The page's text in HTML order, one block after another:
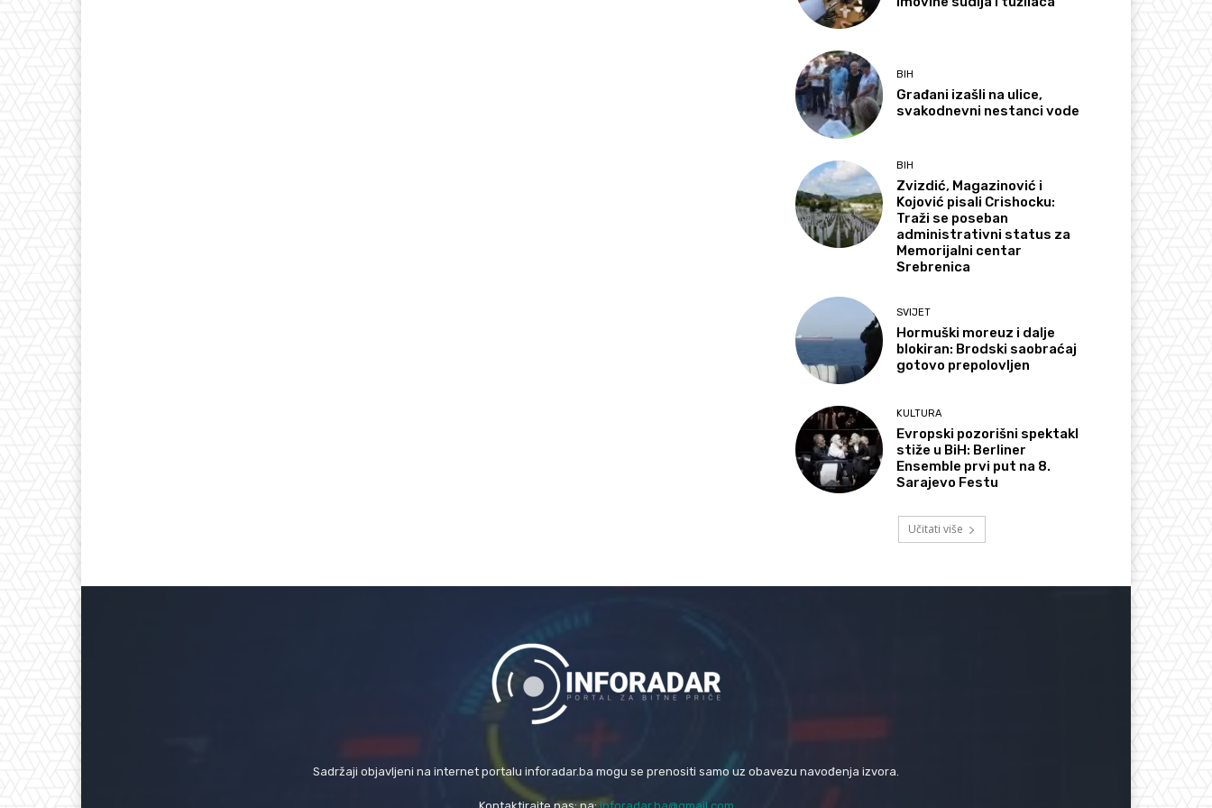
BIH
Građani izašli na ulice,
svakodnevni nestanci vode
BIH
Zvizdić, Magazinović i
Kojović pisali Crishocku:
Traži se poseban
administrativni status za
Memorijalni centar
Srebrenica
SVIJET
Hormuški moreuz i dalje
blokiran: Brodski saobraćaj
gotovo prepolovljen
KULTURA
Evropski pozorišni spektakl
stiže u BiH: Berliner
Ensemble prvi put na 8.
Sarajevo Festu
Učitati više
Sadržaji objavljeni na internet portalu inforadar.ba mogu se prenositi samo uz obavezu navođenja izvora.